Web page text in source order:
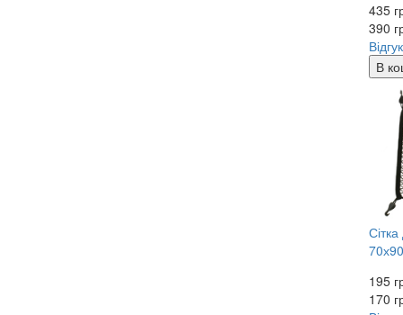
435
390
В
195
170